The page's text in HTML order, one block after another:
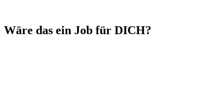
Wäre das ein Job für DICH?